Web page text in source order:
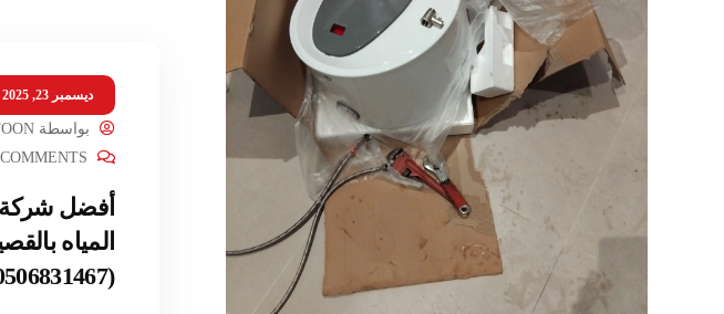
ديسمبر 23, 2025
بواسطة
أفضل
المياه
(0506831467)